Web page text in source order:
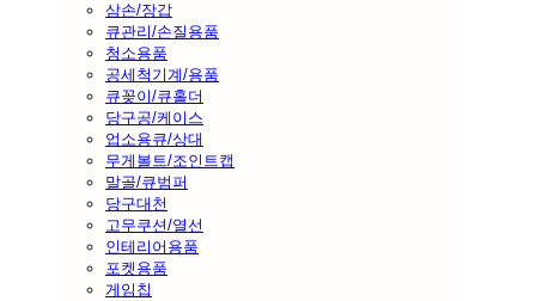
삼손/장갑
큐관리/손질용품
청소용품
공세척기계/용품
큐꽂이/큐홀더
당구공/케이스
업소용큐/상대
무게볼트/조인트캡
말골/큐범퍼
당구대천
고무쿠션/열선
인테리어용품
포켓용품
게임칩